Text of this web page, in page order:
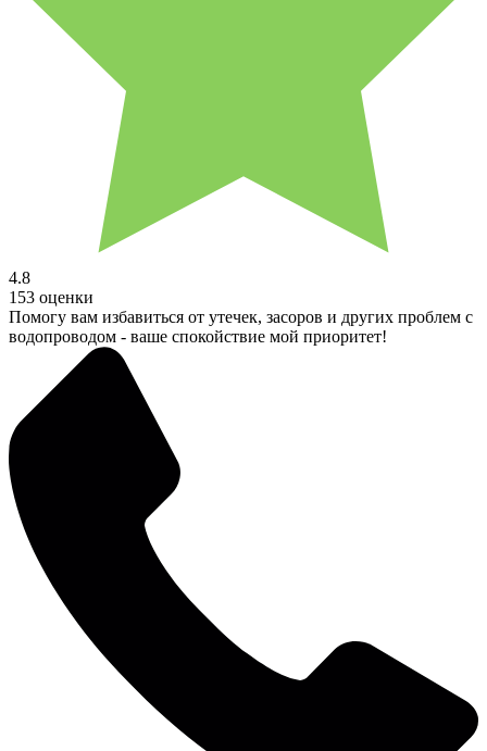
4.8
153 оценки
Помогу вам избавиться от утечек, засоров и других проблем с
водопроводом - ваше спокойствие мой приоритет!